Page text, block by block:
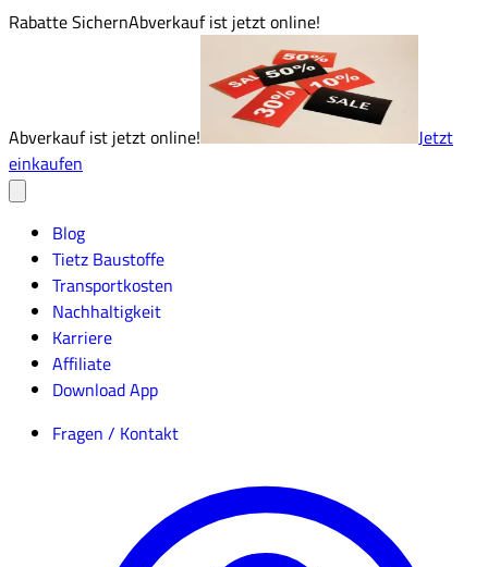
Rabatte SichernAbverkauf ist jetzt online!
Abverkauf ist jetzt online!
Jetzt
einkaufen
Blog
Tietz Baustoffe
Transportkosten
Nachhaltigkeit
Karriere
Affiliate
Download App
Fragen / Kontakt